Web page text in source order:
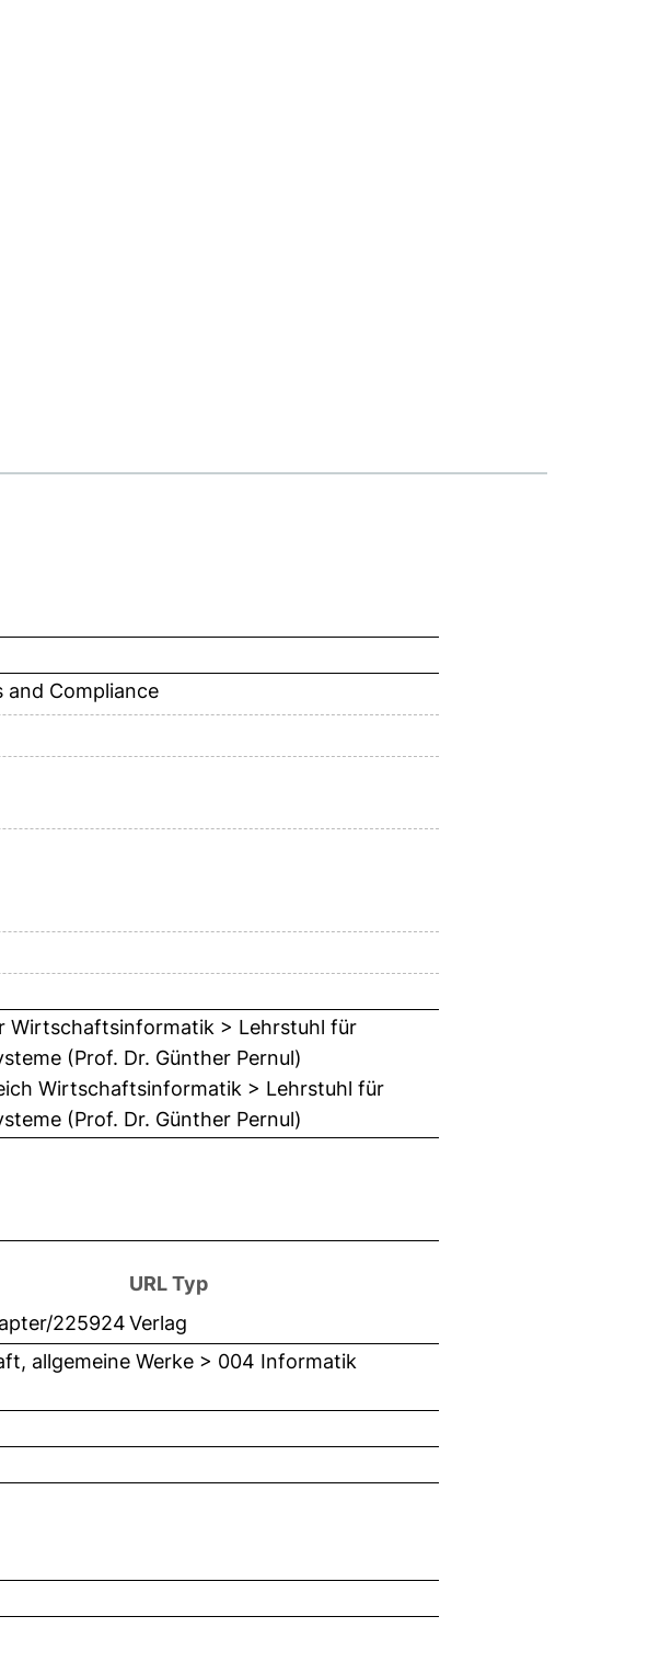
and Compliance
> Lehrstuhl für
(Prof. Dr. Günther Pernul)
Wirtschaftsinformatik > Lehrstuhl für
(Prof. Dr. Günther Pernul)
URL Typ
225924Verlag
allgemeine Werke > 004 Informatik